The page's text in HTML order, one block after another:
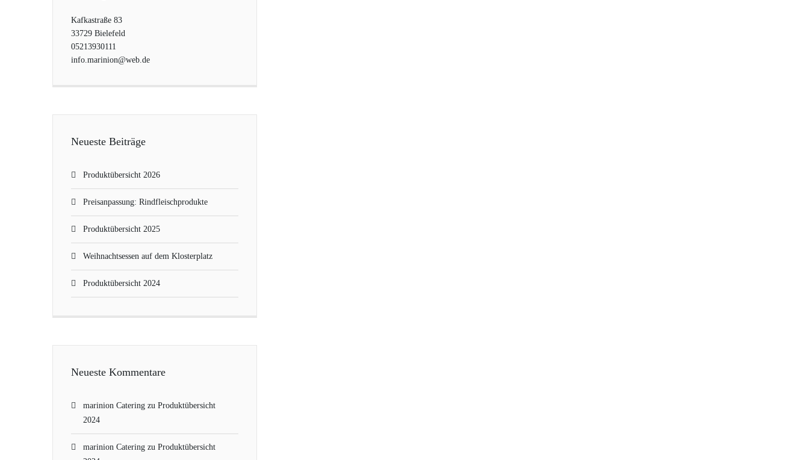
Kafkastraße 83
33729 Bielefeld
05213930111
info.marinion@web.de
Neueste Beiträge
Produktübersicht 2026
Preisanpassung: Rindfleischprodukte
Produktübersicht 2025
Weihnachtsessen auf dem Klosterplatz
Produktübersicht 2024
Neueste Kommentare
marinion Catering zu Produktübersicht
2024
marinion Catering zu Produktübersicht